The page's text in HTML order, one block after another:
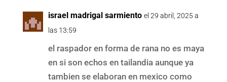
israel madrigal sarmiento el 29 abril, 2025 a
las 13:59
el raspador en forma de rana no es maya
en si son echos en tailandia aunque ya
tambien se elaboran en mexico como